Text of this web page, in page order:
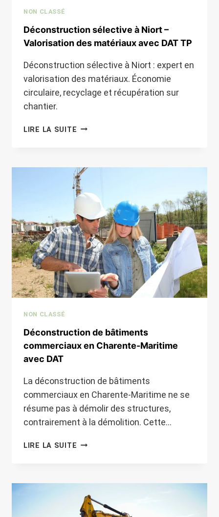
NON CLASSÉ
Déconstruction sélective à Niort –
Valorisation des matériaux avec DAT TP
Déconstruction sélective à Niort : expert en
valorisation des matériaux. Économie
circulaire, recyclage et récupération sur
chantier.
LIRE LA SUITE DÉCONSTRUCTION
–
VALORISATION
DES
MATÉRIAUX
AVEC
DAT
TP
NON CLASSÉ
Déconstruction de bâtiments
commerciaux en Charente-Maritime
avec DAT
La déconstruction de bâtiments
commerciaux en Charente-Maritime ne se
résume pas à démolir des structures,
contrairement à la démolition. Cette…
LIRE LA SUITE DÉCONSTRUCTION
CHARENTE-
MARITIME